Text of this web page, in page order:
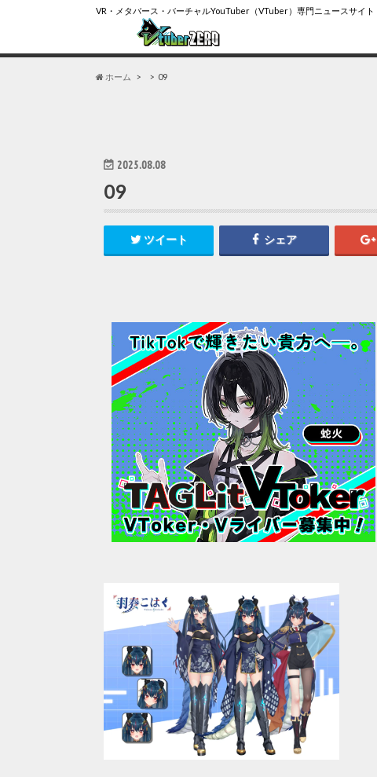
VR・メタバース・バーチャルYouTuber（VTuber）専門ニュースサイト
ホーム 09
2025.08.08
09
ツイート シェア